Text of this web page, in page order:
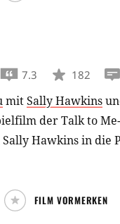
7.3 182
mitSally Hawkins
der Talk to Me-
Hawkins in die
FILM VORMERKEN